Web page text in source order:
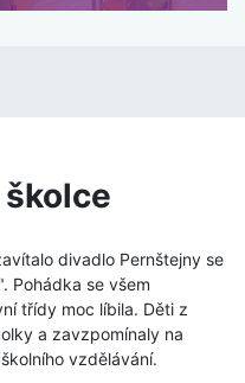
divadlo Pernštejny se
Pohádka se všem
třídy moc líbila. Děti z
a zavzpomínaly na
vzdělávání.